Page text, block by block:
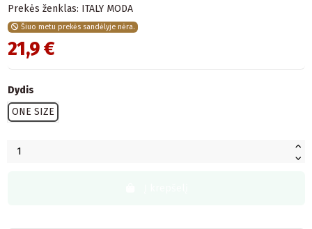
Prekės ženklas: ITALY MODA
Šiuo metu prekės sandėlyje nėra.
21,9 €
Dydis
ONE SIZE